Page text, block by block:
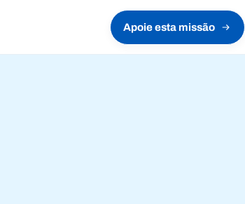
Apoie esta missão